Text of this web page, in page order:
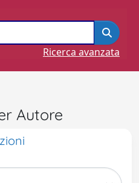
Ricerca avanzata
Autore